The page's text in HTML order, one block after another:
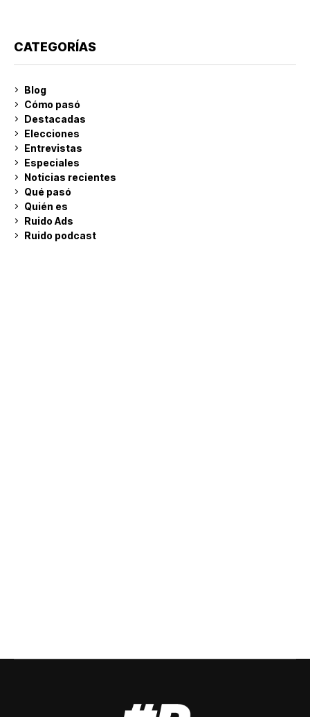
CATEGORÍAS
Blog
Cómo pasó
Destacadas
Elecciones
Entrevistas
Especiales
Noticias recientes
Qué pasó
Quién es
Ruido Ads
Ruido podcast